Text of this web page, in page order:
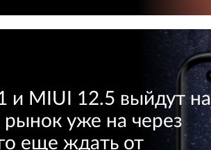
и MIUI 12.5 выйдут на
рынок уже на через
еще ждать от